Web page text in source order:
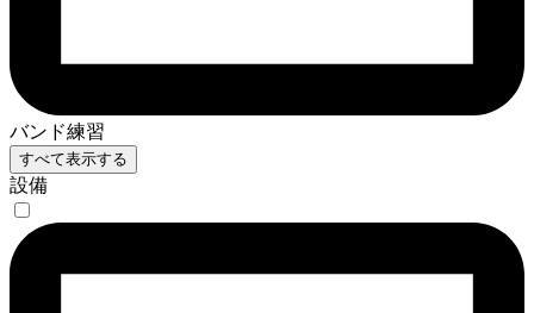
バンド練習
すべて表示する
設備